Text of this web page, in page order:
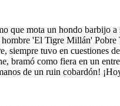
que mota un hondo
'El Tigre Millán'
siempre tuvo en cuestiones
bramó como fiera en un
de un ruin cobardón!